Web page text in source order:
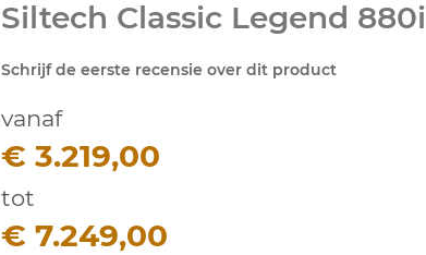
Siltech Classic Legend 880i
Schrijf de eerste recensie over dit product
vanaf
€ 3.219,00
tot
€ 7.249,00